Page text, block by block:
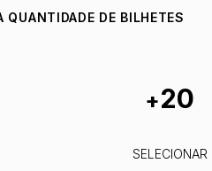
QUANTIDADE DE BILHETES
+20
SELECIONAR